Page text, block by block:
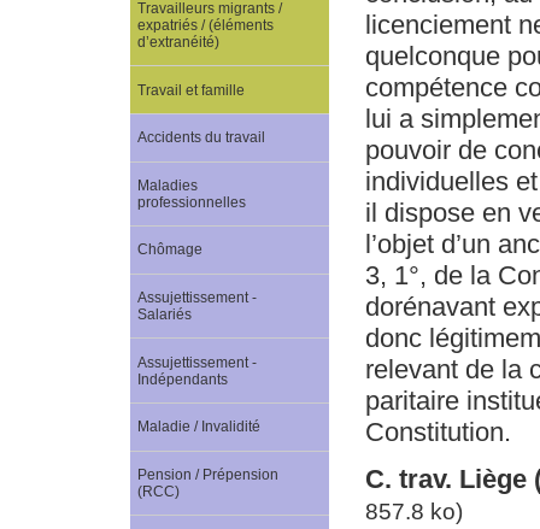
licenciement
quelconque
compétence
lui a
pouvoir de
individuelles
il dispose en
l’objet d’un
3, 1°, de la
dorénavant
donc
relevant de la
paritaire
Constitution.
C. trav. Liège
857.8 ko)
Travailleurs migrants /
expatriés / (éléments
d’extranéité)
Travail et famille
Accidents du travail
Maladies
professionnelles
Chômage
Assujettissement -
Salariés
Assujettissement -
Indépendants
Maladie / Invalidité
Pension / Prépension
(RCC)